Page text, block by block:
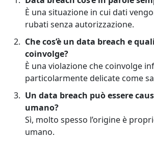
È una situazione in cui dati
rubati senza autorizzazione.
Che cos’è un data breach e
coinvolge?
È una violazione che coinvolge
particolarmente delicate come
Un data breach può essere
umano?
Sì, molto spesso l’origine è
umano.